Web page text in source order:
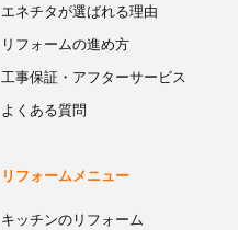
エネチタが選ばれる理由
リフォームの進め方
工事保証・アフターサービス
よくある質問
リフォームメニュー
キッチンのリフォーム